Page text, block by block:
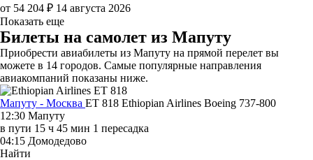
от 54 204 ₽ 14 августа 2026
Показать еще
Билеты на самолет из Мапуту
Приобрести авиабилеты из Мапуту на прямой перелет вы
можете в 14 городов. Самые популярные направления
авиакомпаний показаны ниже.
Мапуту - Москва ET 818 Ethiopian Airlines Boeing 737-800
12:30 Мапуту
в пути 15 ч 45 мин 1 пересадка
04:15 Домодедово
Найти